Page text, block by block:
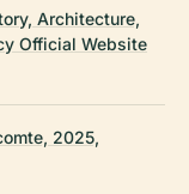
Architecture,
Official Website
2025,